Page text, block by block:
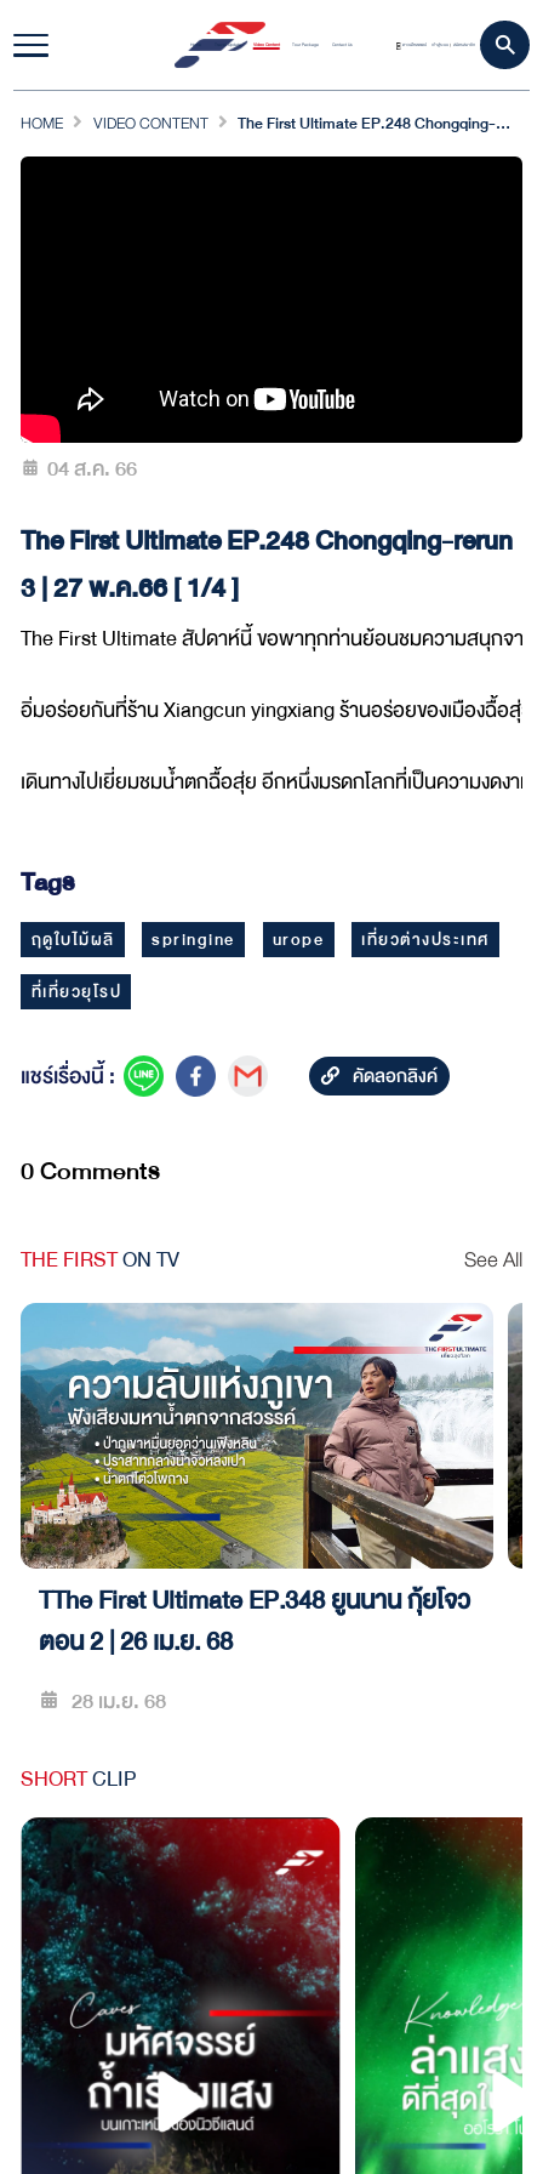
Home Travel Update Video Content Tour Package Contact Us ดาวน์โหลดแอป เข้าสู่ระบบ | สมัครสมาชิก
HOME VIDEO CONTENT The First Ultimate EP.248 Chongqing-rerun 3 | 27 พ.ค.66 [ 1/4 ]
04 ส.ค. 66
The First Ultimate EP.248 Chongqing-rerun
3 | 27 พ.ค.66 [ 1/4 ]
The First Ultimate สัปดาห์นี้ ขอพาทุกท่านย้อนชมความสนุกจาก
อิ่มอร่อยกันที่ร้าน Xiangcun yingxiang ร้านอร่อยของเมืองฉื้อสุ่
เดินทางไปเยี่ยมชมน้ำตกฉื้อสุ่ย อีกหนึ่งมรดกโลกที่เป็นความงดงา
Tags
ฤดูใบไม้ผลิ springine urope
เที่ยวต่างประเทศ
ที่เที่ยวยุโรป
แชร์เรื่องนี้ : คัดลอกลิงค์
0 Comments
THE FIRSTON TV See All
TThe First Ultimate EP.348 ยูนนาน กุ้ยโจว
ตอน 2 | 26 เม.ย. 68
28 เม.ย. 68
SHORTCLIP